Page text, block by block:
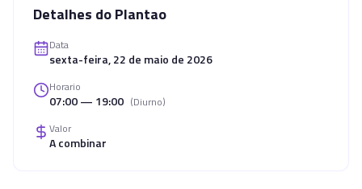
Detalhes do Plantao
Data
sexta-feira, 22 de maio de 2026
Horario
07:00 — 19:00 (Diurno)
Valor
A combinar